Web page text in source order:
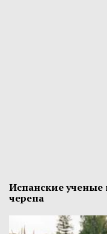
Испанские
черепа